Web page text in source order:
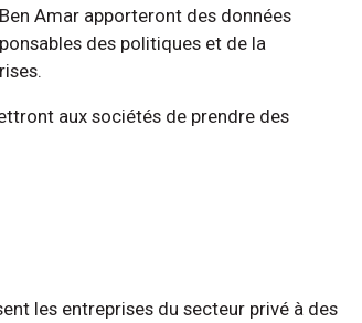
Amar apporteront des données
des politiques et de la
aux sociétés de prendre des
les entreprises du secteur privé à des